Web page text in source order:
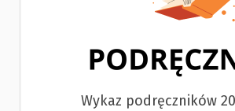
Wykaz podręczników